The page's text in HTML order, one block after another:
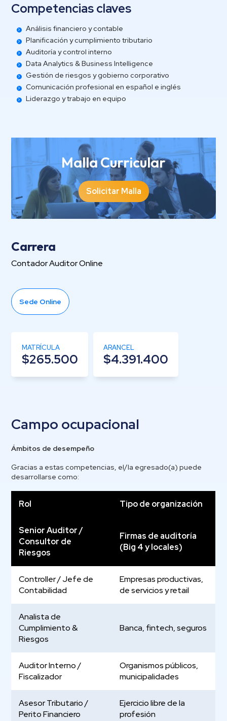
Competencias claves
Análisis financiero y contable
Planificación y cumplimiento tributario
Auditoría y control interno
Data Analytics & Business Intelligence
Gestión de riesgos y gobierno corporativo
Comunicación profesional en español e inglés
Liderazgo y trabajo en equipo
Malla Curricular
Solicitar Malla
Carrera
Contador Auditor Online
Sede Online
MATRÍCULA
$265.500
ARANCEL
$4.391.400
Campo ocupacional
Ámbitos de desempeño
Gracias a estas competencias, el/la egresado(a) puede
desarrollarse como:
Rol Tipo de organización
Senior Auditor /
Consultor de
Riesgos
Firmas de auditoría
(Big 4 y locales)
Controller / Jefe de
Contabilidad
Empresas productivas,
de servicios y retail
Analista de
Cumplimiento &
Riesgos
Banca, fintech, seguros
Auditor Interno /
Fiscalizador
Organismos públicos,
municipalidades
Asesor Tributario /
Perito Financiero
Ejercicio libre de la
profesión